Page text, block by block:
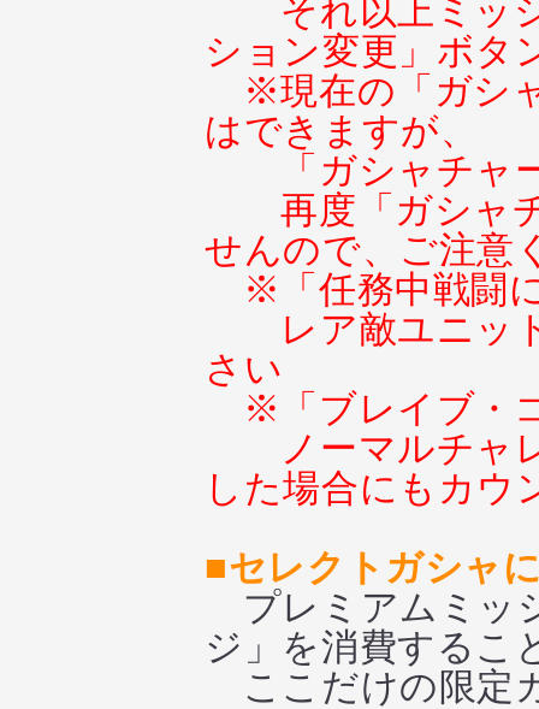
それ以上ミッ
ション変更」ボタ
※現在の「ガシ
はできますが、
「ガシャチ
再度「ガシャ
せんので、ご注意
※「任務中戦闘
レア敵ユニッ
さい
※「ブレイブ・
ノーマルチャ
した場合にもカウ
■セレクトガシャ
プレミアムミッ
ジ」を消費するこ
ここだけの限定